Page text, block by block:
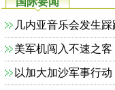
几内亚音乐会发生
美军机闯入不速之
以加大加沙军事行